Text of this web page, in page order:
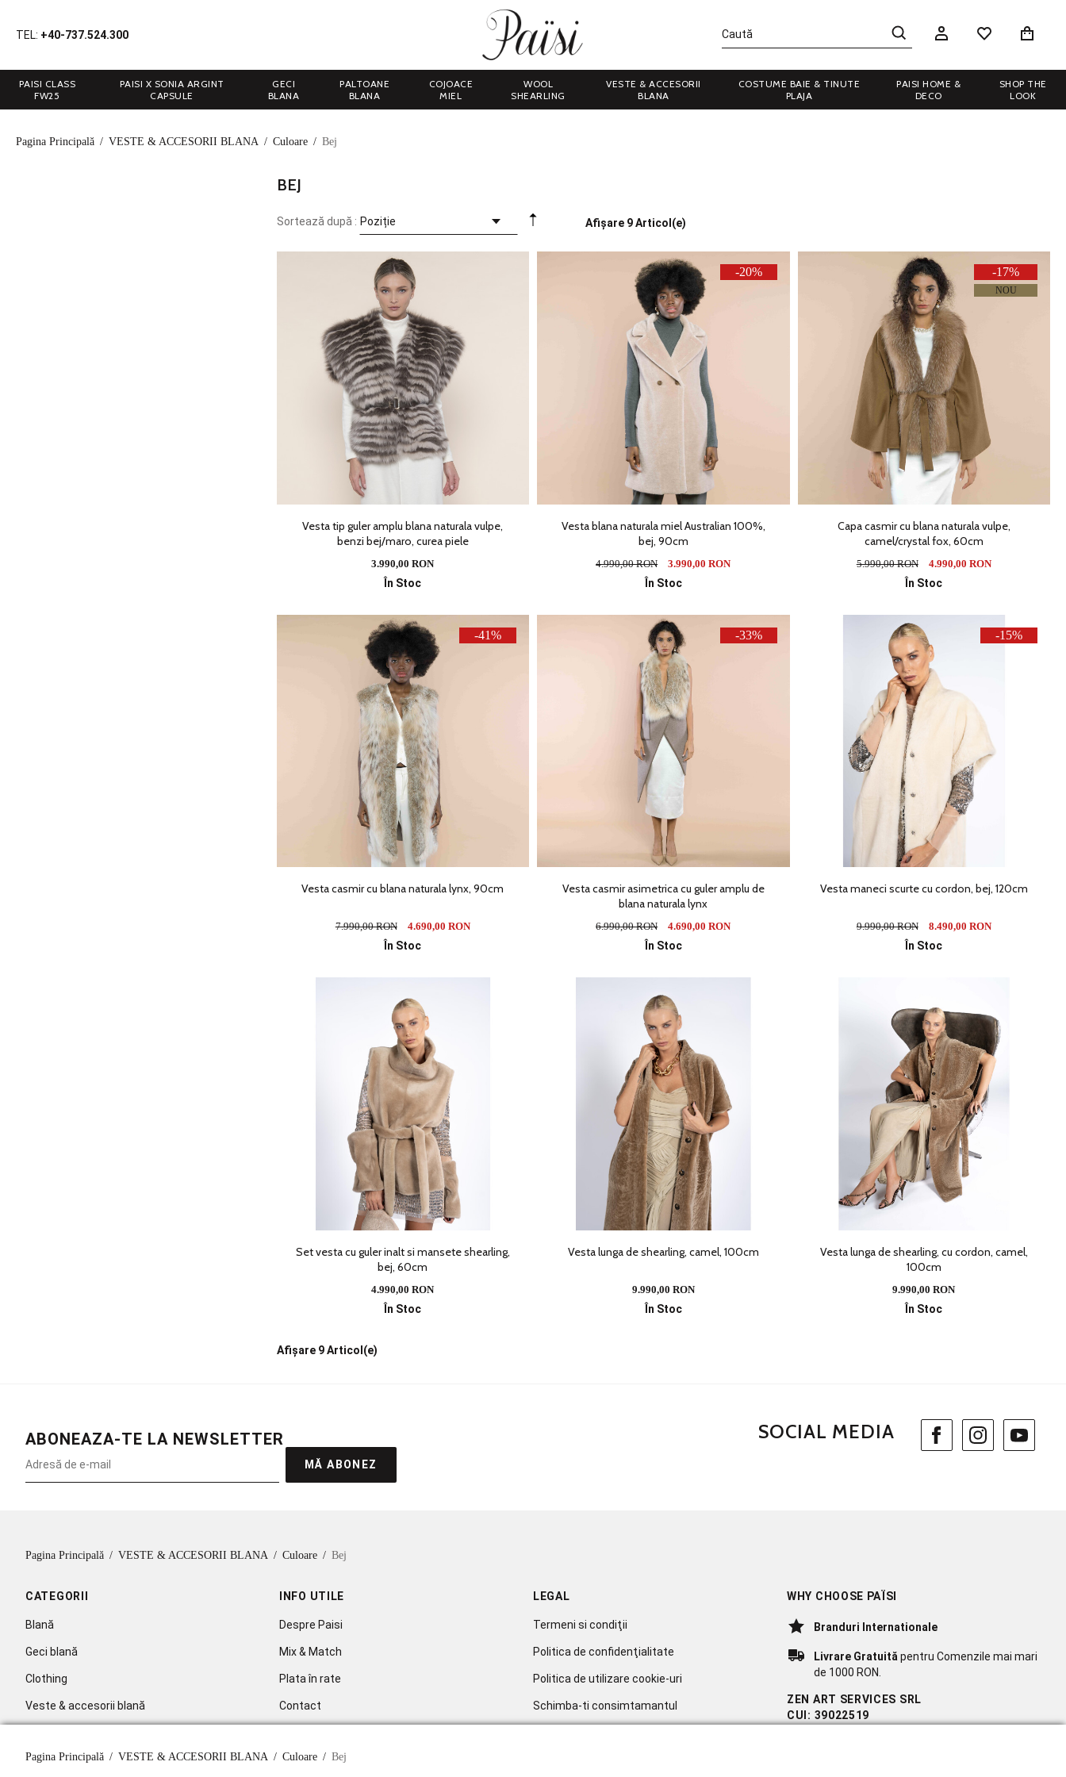
TEL: +40-737.524.300
PAISI CLASS
FW25
PAISI X SONIA ARGINT
CAPSULE
GECI
BLANA
PALTOANE
BLANA
COJOACE
MIEL
WOOL
SHEARLING
VESTE & ACCESORII
BLANA
COSTUME BAIE & TINUTE
PLAJA
PAISI HOME &
DECO
SHOP THE
LOOK
Pagina Principală / VESTE & ACCESORII BLANA / Culoare / Bej
BEJ
Sortează după : Afișare 9 Articol(e)
Vesta tip guler amplu blana naturala vulpe,
benzi bej/maro, curea piele
3.990,00 RON
În Stoc
-20%
Vesta blana naturala miel Australian 100%,
bej, 90cm
4.990,00 RON 3.990,00 RON
În Stoc
-17%
NOU
Capa casmir cu blana naturala vulpe,
camel/crystal fox, 60cm
5.990,00 RON 4.990,00 RON
În Stoc
-41%
Vesta casmir cu blana naturala lynx, 90cm
7.990,00 RON 4.690,00 RON
În Stoc
-33%
Vesta casmir asimetrica cu guler amplu de
blana naturala lynx
6.990,00 RON 4.690,00 RON
În Stoc
-15%
Vesta maneci scurte cu cordon, bej, 120cm
9.990,00 RON 8.490,00 RON
În Stoc
Set vesta cu guler inalt si mansete shearling,
bej, 60cm
4.990,00 RON
În Stoc
Vesta lunga de shearling, camel, 100cm
9.990,00 RON
În Stoc
Vesta lunga de shearling, cu cordon, camel,
100cm
9.990,00 RON
În Stoc
Afișare 9 Articol(e)
ABONEAZA-TE LA NEWSLETTER
MĂ ABONEZ
SOCIAL MEDIA
Pagina Principală / VESTE & ACCESORII BLANA / Culoare / Bej
CATEGORII
Blană
Geci blană
Clothing
Veste & accesorii blană
INFO UTILE
Despre Paisi
Mix & Match
Plata în rate
Contact
Abonare la newsletter
LEGAL
Termeni si condiţii
Politica de confidenţialitate
Politica de utilizare cookie-uri
Schimba-ti consimtamantul
WHY CHOOSE PAÏSI
Branduri Internationale
Livrare Gratuită pentru Comenzile mai mari
de 1000 RON.
ZEN ART SERVICES SRL
CUI: 39022519
Pagina Principală / VESTE & ACCESORII BLANA / Culoare / Bej